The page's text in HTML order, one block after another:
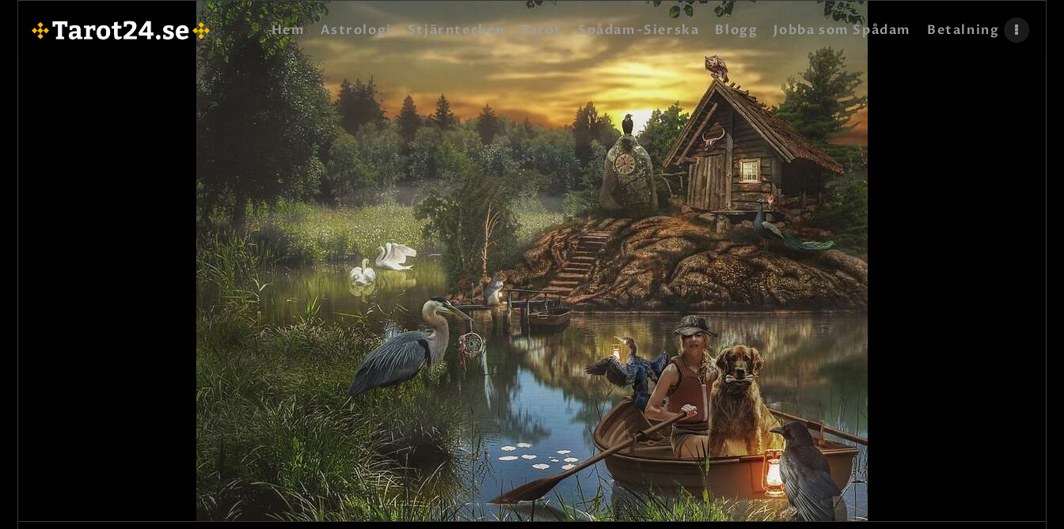
Hem Astrologi Stjärntecken Tarot Spådam-Sierska Blogg Jobba som Spådam Betalning
HEM
ASTROLOGI
STJÄRNTECKEN
TAROT
SPÅDAM-SIERSKA
BLOGG
JOBBA SOM SPÅDAM
BETALNING
FAQ
KONTAKTA OSS